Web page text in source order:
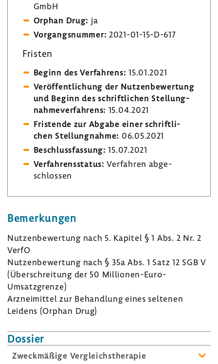
GmbH
Orphan Drug: ja
Vorgangs­nummer: 2021-​01-15-D-617
Fristen
Beginn des Verfah­rens: 15.01.2021
Veröf­fent­li­chung der Nutzen­be­wer­tung
und Beginn des schrift­li­chen Stel­lung­
nah­me­ver­fah­rens: 15.04.2021
Fris­tende zur Abgabe einer schrift­li­
chen Stel­lung­nahme: 06.05.2021
Beschluss­fas­sung: 15.07.2021
Verfah­rens­status: Verfahren abge­
schlossen
Bemer­kungen
Nutzen­be­wer­tung nach 5. Kapitel § 1 Abs. 2 Nr. 2
VerfO
Nutzen­be­wer­tung nach § 35a Abs. 1 Satz 12 SGB V
(Über­schrei­tung der 50 Millionen-​Euro-
Umsatzgrenze)
Arznei­mittel zur Behand­lung eines seltenen
Leidens (Orphan Drug)
Dossier
Zweck­mä­ßige Vergleichs­the­rapie